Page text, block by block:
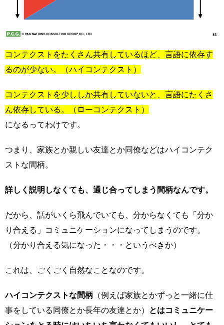
コンテクストをたくさん共有しているほど、言語に依存す
るのが少ない。（ハイコンテクスト）
コンテクストを少ししか共有していないと、言語にたくさ
ん依存している。（ローコンテクスト）
になるってわけです。
つまり、家族とか親しい友達とか同僚などはハイコンテク
ストな間柄。
詳しく説明しなくても、通じ合ってしまう間柄なんです。
だから、話がいくら飛んでいても、分からなくても「分か
り合える」コミュニケーションになってしまうのです。
（分かり合える気になった・・・というべきか）
これは、ごくごく自然なことなのです。
ハイコンテクストな間柄 （例えば家族とかずっと一緒に仕
事をしている同僚とか長年の友達とか）
とはコミュニケー